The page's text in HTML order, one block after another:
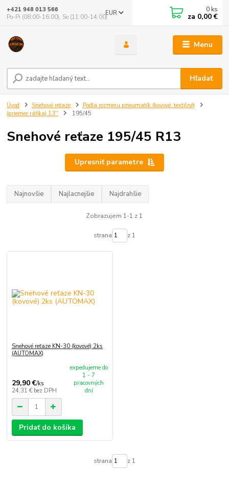
Menu
EUR
Hľadať
+421 948 013 566
Po-Pi (08:00-16:00), So (11:00-14:00)
0 ks
za 0,00 €
Úvod Snehové reťaze
Podľa rozmeru pneumatík (kovové, textilné)
(priemer ráfika) 13''
195/45
Snehové reťaze 195/45 R13
Upresniť parametre
Najnovšie Najlacnejšie Najdrahšie
Zobrazujem 1-1 z 1
strana z 1
Snehové reťaze KN-30 (kovové) 2ks
(AUTOMAX)
29,90 €/ks
24,31 € bez DPH
expedujeme do
1 - 7
pracovných
dní
Pridať do košíka
strana z 1